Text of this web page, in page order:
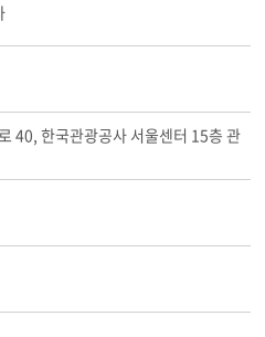
40, 한국관광공사 서울센터 15층 관